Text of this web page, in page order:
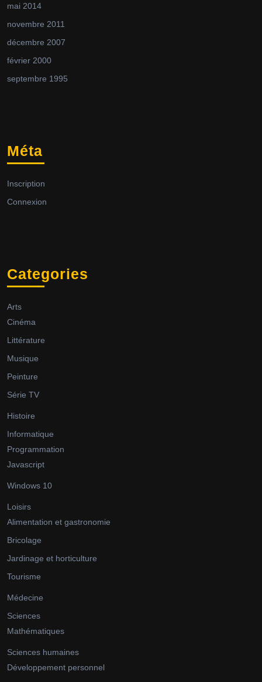
mai 2014
novembre 2011
décembre 2007
février 2000
septembre 1995
Méta
Inscription
Connexion
Categories
Arts
Cinéma
Littérature
Musique
Peinture
Série TV
Histoire
Informatique
Programmation
Javascript
Windows 10
Loisirs
Alimentation et gastronomie
Bricolage
Jardinage et horticulture
Tourisme
Médecine
Sciences
Mathématiques
Sciences humaines
Développement personnel